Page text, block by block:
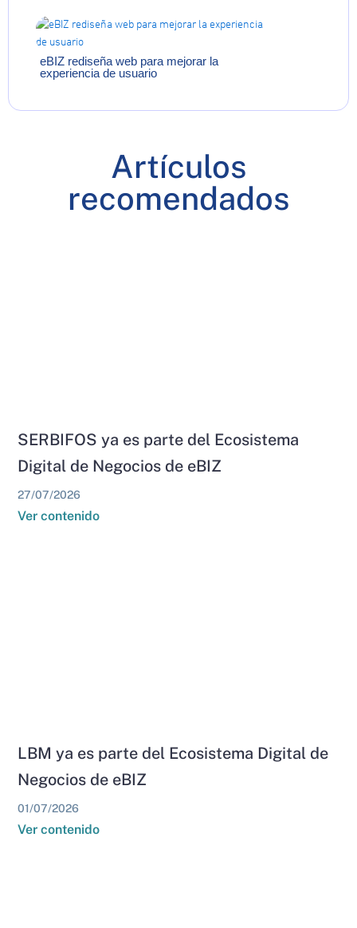
eBIZ rediseña web para mejorar la
experiencia de usuario
Artículos
recomendados
SERBIFOS ya es parte del Ecosistema
Digital de Negocios de eBIZ
27/07/2026
Ver contenido
LBM ya es parte del Ecosistema Digital de
Negocios de eBIZ
01/07/2026
Ver contenido